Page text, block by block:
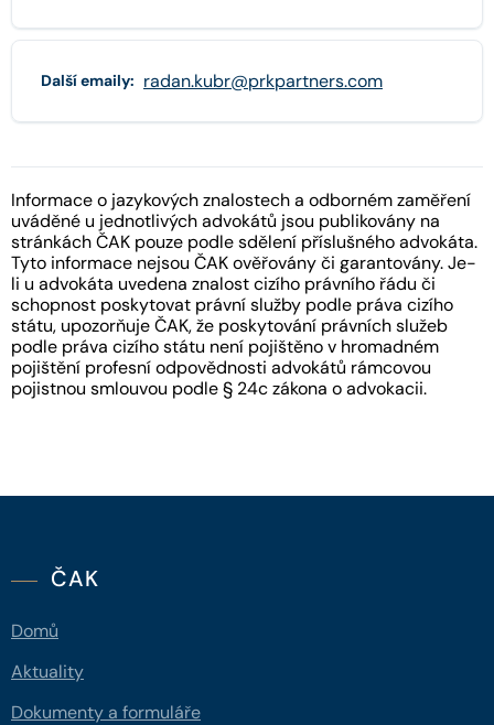
Další emaily: radan.kubr@prkpartners.com
Informace o jazykových znalostech a odborném zaměření
uváděné u jednotlivých advokátů jsou publikovány na
stránkách ČAK pouze podle sdělení příslušného advokáta.
Tyto informace nejsou ČAK ověřovány či garantovány. Je-
li u advokáta uvedena znalost cizího právního řádu či
schopnost poskytovat právní služby podle práva cizího
státu, upozorňuje ČAK, že poskytování právních služeb
podle práva cizího státu není pojištěno v hromadném
pojištění profesní odpovědnosti advokátů rámcovou
pojistnou smlouvou podle § 24c zákona o advokacii.
ČAK
Domů
Aktuality
Dokumenty a formuláře